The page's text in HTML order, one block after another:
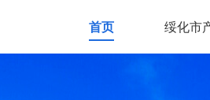
首页 绥化市